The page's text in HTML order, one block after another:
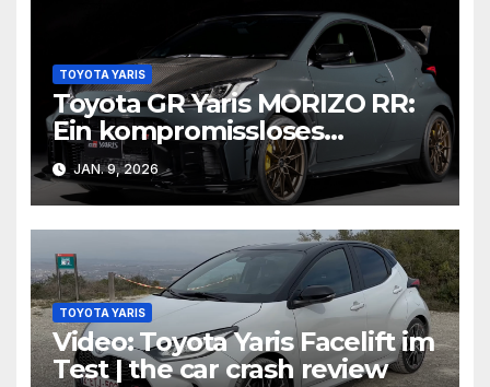
TOYOTA YARIS
Toyota GR Yaris MORIZO RR:
Ein kompromissloses
Sondermodell aus der
Grünen Hölle
JAN. 9, 2026
TOYOTA YARIS
Video: Toyota Yaris Facelift im
Test | the car crash review